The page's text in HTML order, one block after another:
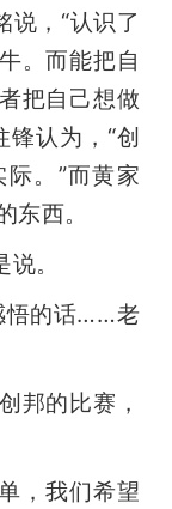
说，“认识了
。而能把自
把自己想做
锋认为，“创
。”而黄家
东西。
。
悟的话……老
邦的比赛，
，我们希望